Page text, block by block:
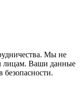
Мы не
лицам. Ваши данные